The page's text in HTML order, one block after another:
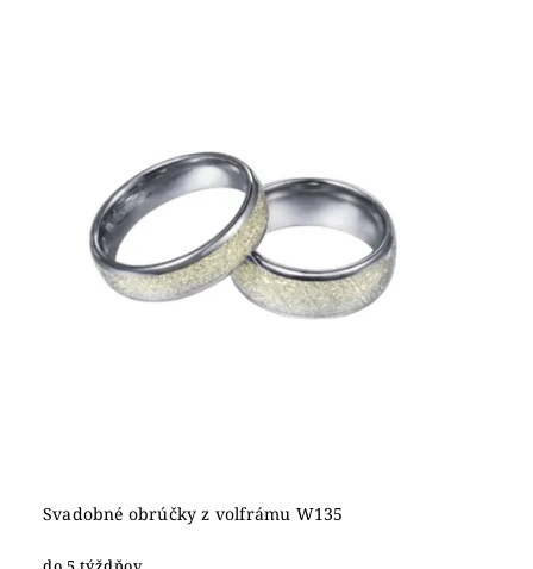
Svadobné obrúčky z volfrámu W135